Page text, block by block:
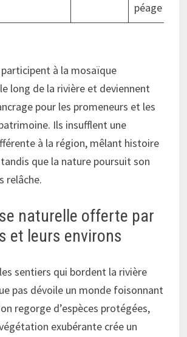
péage
participent à la mosaïque
long de la rivière et deviennent
pour les promeneurs et les
Ils insufflent une
à la région, mêlant histoire
que la nature poursuit son
relâche.
naturelle offerte par
et leurs environs
sentiers qui bordent la rivière
pas dévoile un monde foisonnant
regorge d’espèces protégées,
exubérante crée un